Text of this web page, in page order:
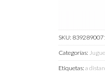
SKU:
Categorías:
Etiquetas: a